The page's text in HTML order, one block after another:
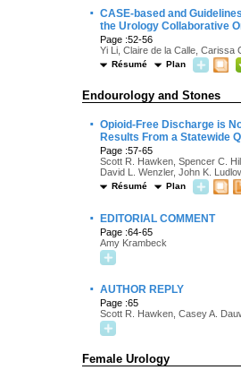
· CASE-based and
the Urology Collaborative
Page :52-56
Yi Li, Claire de la Calle, Carissa
Résumé Plan
Endourology and Stones
· Opioid-Free Discharge is
Results From a Statewide
Page :57-65
Scott R. Hawken, Spencer C.
David L. Wenzler, John K.
Résumé Plan
· EDITORIAL COMMENT
Page :64-65
Amy Krambeck
· AUTHOR REPLY
Page :65
Scott R. Hawken, Casey A.
Female Urology